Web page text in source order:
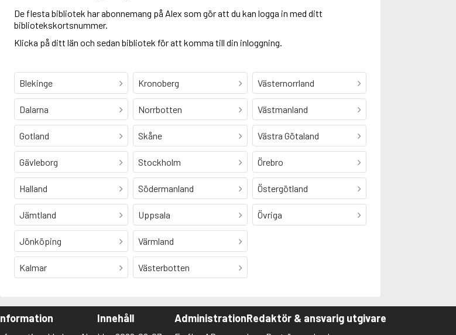
De flesta bibliotek har abonnemang på Alex som gör att du kan logga in med ditt
bibliotekskortsnummer.
Klicka på ditt län och sedan bibliotek för att komma till din inloggning.
Blekinge
Dalarna
Gotland
Gävleborg
Halland
Jämtland
Jönköping
Kalmar
Kronoberg
Norrbotten
Skåne
Stockholm
Södermanland
Uppsala
Värmland
Västerbotten
Västernorrland
Västmanland
Västra Götaland
Örebro
Östergötland
Övriga
Innehåll AdministrationRedaktör & ansvarig utgivare